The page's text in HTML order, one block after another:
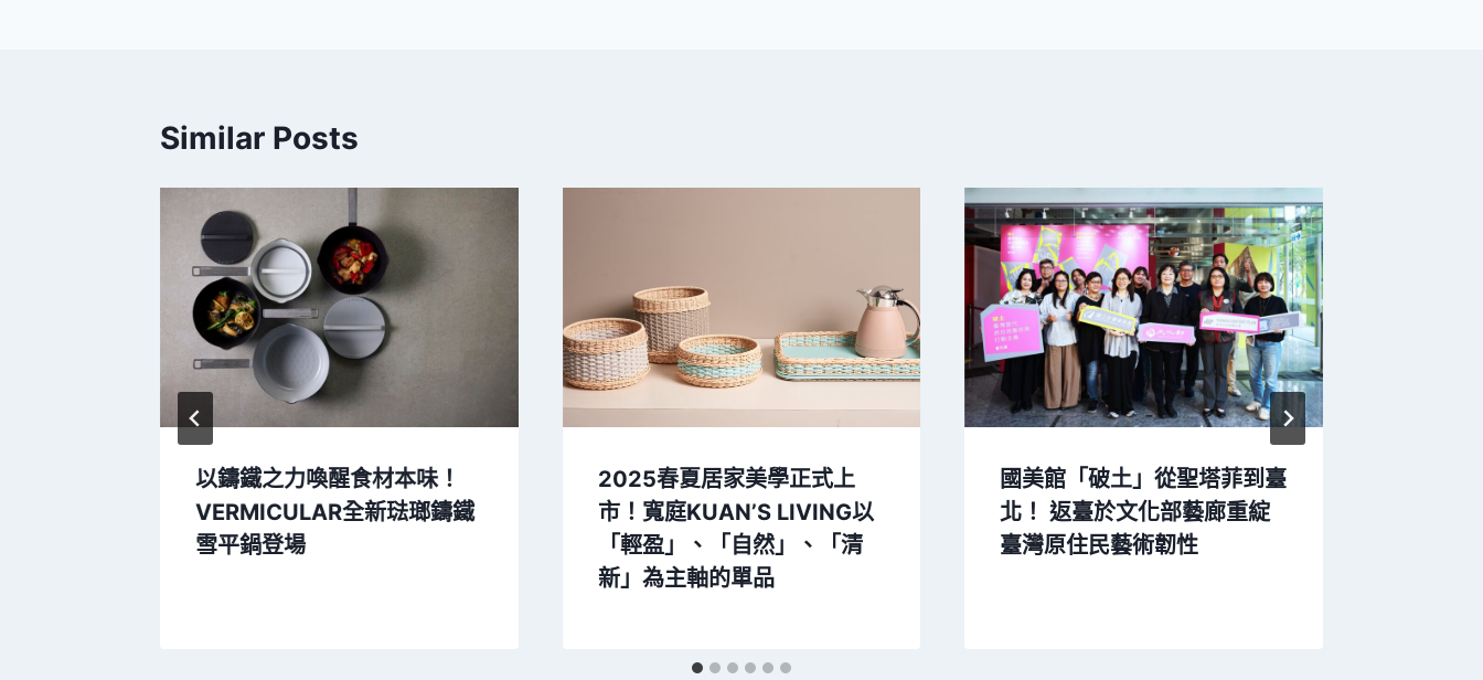
Similar Posts
以鑄鐵之力喚醒食材本味！
VERMICULAR全新琺瑯鑄鐵
雪平鍋登場
2025春夏居家美學正式上
市！寬庭KUAN’S LIVING以
「輕盈」、「自然」、「清
新」為主軸的單品
國美館「破土」從聖塔菲到臺
北！ 返臺於文化部藝廊重綻
臺灣原住民藝術韌性